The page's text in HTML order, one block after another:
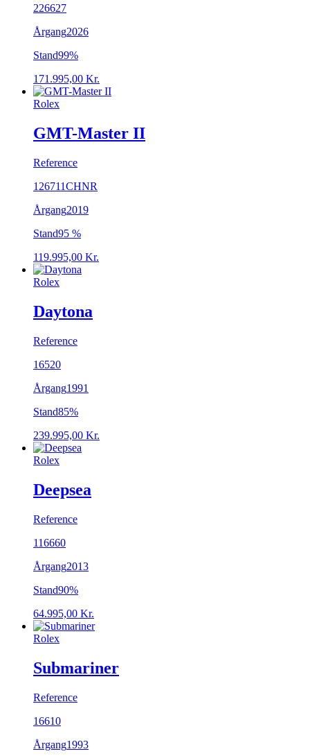
226627
Årgang2026
Stand99%
171.995,00 Kr.
Rolex
GMT-Master II
Reference
126711CHNR
Årgang2019
Stand95 %
119.995,00 Kr.
Rolex
Daytona
Reference
16520
Årgang1991
Stand85%
239.995,00 Kr.
Rolex
Deepsea
Reference
116660
Årgang2013
Stand90%
64.995,00 Kr.
Rolex
Submariner
Reference
16610
Årgang1993